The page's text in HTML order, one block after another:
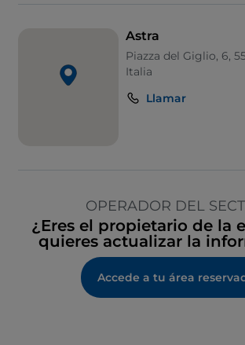
Astra
Piazza del Giglio, 6,
Italia
Llamar
OPERADOR DEL
¿Eres el propietario de la
quieres actualizar la
Accede a tu área